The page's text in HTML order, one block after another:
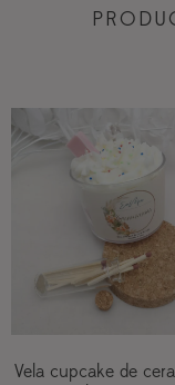
Vela cupcake de